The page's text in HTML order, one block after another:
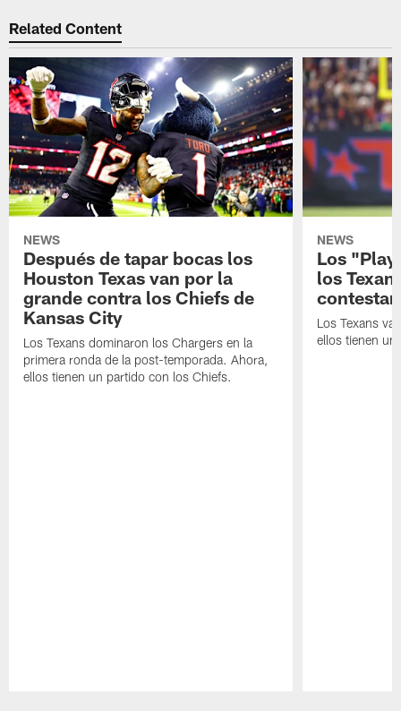
Related Content
NEWS
Después de tapar bocas los
Houston Texas van por la
grande contra los Chiefs de
Kansas City
Los Texans dominaron los Chargers en la
primera ronda de la post-temporada. Ahora,
ellos tienen un partido con los Chiefs.
NEWS
Los
los
contestar
Los Texans
ellos tienen un